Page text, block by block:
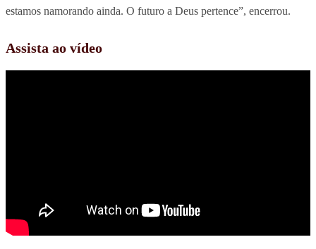
estamos namorando ainda. O futuro a Deus pertence”, encerrou.
Assista ao vídeo